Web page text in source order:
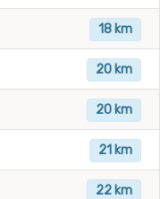
18 km
20 km
20 km
21 km
22 km